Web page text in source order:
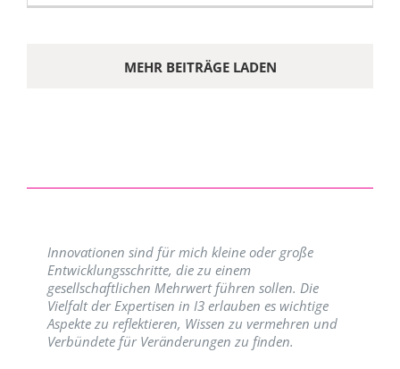
MEHR BEITRÄGE LADEN
Innovationen sind für mich kleine oder große
Entwicklungsschritte, die zu einem
gesellschaftlichen Mehrwert führen sollen. Die
Vielfalt der Expertisen in I3 erlauben es wichtige
Aspekte zu reflektieren, Wissen zu vermehren und
Verbündete für Veränderungen zu finden.